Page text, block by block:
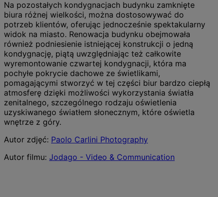
Na pozostałych kondygnacjach budynku zamknięte
biura różnej wielkości, można dostosowywać do
potrzeb klientów, oferując jednocześnie spektakularny
widok na miasto. Renowacja budynku obejmowała
również podniesienie istniejącej konstrukcji o jedną
kondygnację, piątą uwzględniając też całkowite
wyremontowanie czwartej kondygnacji, która ma
pochyłe pokrycie dachowe ze świetlikami,
pomagającymi stworzyć w tej części biur bardzo ciepłą
atmosferę dzięki możliwości wykorzystania światła
zenitalnego, szczególnego rodzaju oświetlenia
uzyskiwanego światłem słonecznym, które oświetla
wnętrze z góry.
Autor zdjęć: Paolo Carlini Photography
Autor filmu: Jodago - Video & Communication